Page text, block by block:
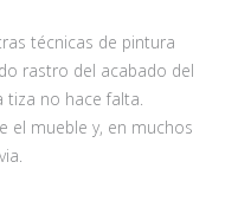
técnicas de pintura
rastro del acabado del
tiza no hace falta.
el mueble y, en muchos